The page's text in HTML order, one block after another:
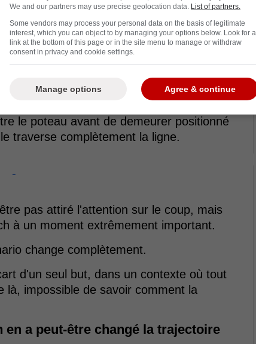
placé à l'intérieur de son propre filet afin
devant la cage. Lane Hutson a même
le poteau avant de demeurer positionné
traverse complètement la ligne.
-
pas attiré l'attention sur le coup, mais
à un moment extrêmement important.
change complètement.
d'un seul but, dans un contexte où tout
là, impossible de savoir comment la
a peut-être changé la trajectoire
We and our partners may use precise geolocation data. List of partners.
Some vendors may process your personal data on the basis of legitimate
interest, which you can object to by managing your options below. Look for a
link at the bottom of this page or in the site menu to manage or withdraw
consent in privacy and cookie settings.
Agree & continue
Manage options